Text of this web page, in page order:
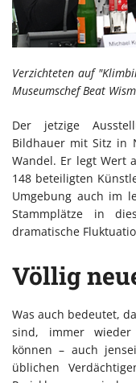
Verzichteten auf
Museumschef Beat
Der jetzige
Bildhauer mit Sitz in
Wandel. Er legt Wert
148 beteiligten
Umgebung auch im
Stammplätze in
dramatische
Völlig
Was auch bedeutet,
sind, immer wieder
können – auch
üblichen